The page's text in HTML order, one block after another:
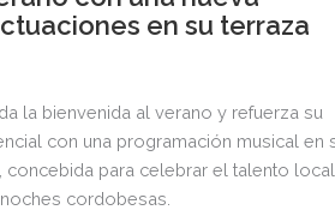
en su terraza
la bienvenida al verano y refuerza su
con una programación musical en
concebida para celebrar el talento
cordobesas.